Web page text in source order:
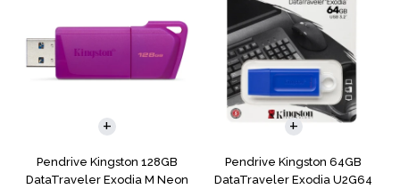
Pendrive Kingston 128GB
DataTraveler Exodia M Neon
Pendrive Kingston 64GB
DataTraveler Exodia U2G64